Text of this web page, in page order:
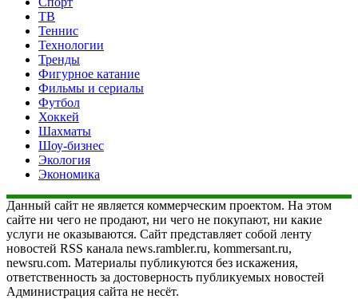
ТВ
Теннис
Технологии
Тренды
Фигурное катание
Фильмы и сериалы
Футбол
Хоккей
Шахматы
Шоу-бизнес
Экология
Экономика
Данный сайт не является коммерческим проектом. На этом
сайте ни чего не продают, ни чего не покупают, ни какие
услуги не оказываются. Сайт представляет собой ленту
новостей RSS канала news.rambler.ru, kommersant.ru,
newsru.com. Материалы публикуются без искажения,
ответственность за достоверность публикуемых новостей
Администрация сайта не несёт.